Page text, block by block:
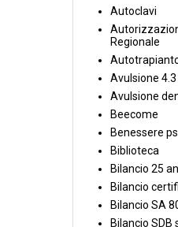
Autoclavi
Regionale
Avulsione 4.3
Avulsione
Beecome
Benessere
Biblioteca
Bilancio 25
Bilancio
Bilancio SA
Bilancio SDB